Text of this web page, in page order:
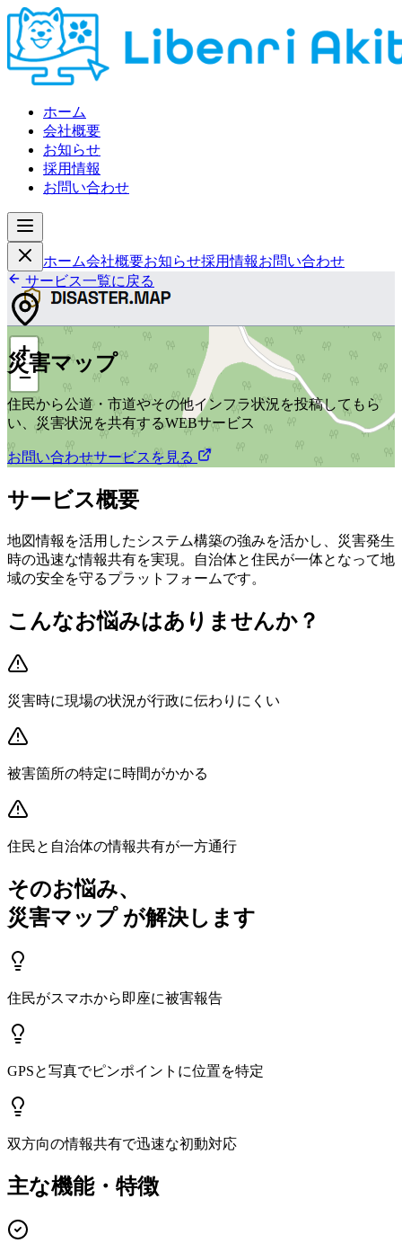
ホーム
会社概要
お知らせ
採用情報
お問い合わせ
ホーム会社概要お知らせ採用情報お問い合わせ
サービス一覧に戻る
災害マップ
住民から公道・市道やその他インフラ状況を投稿してもら
い、災害状況を共有するWEBサービス
お問い合わせサービスを見る
サービス概要
地図情報を活用したシステム構築の強みを活かし、災害発生
時の迅速な情報共有を実現。自治体と住民が一体となって地
域の安全を守るプラットフォームです。
こんなお悩みはありませんか？
災害時に現場の状況が行政に伝わりにくい
被害箇所の特定に時間がかかる
住民と自治体の情報共有が一方通行
そのお悩み、
災害マップが解決します
住民がスマホから即座に被害報告
GPSと写真でピンポイントに位置を特定
双方向の情報共有で迅速な初動対応
主な機能・特徴